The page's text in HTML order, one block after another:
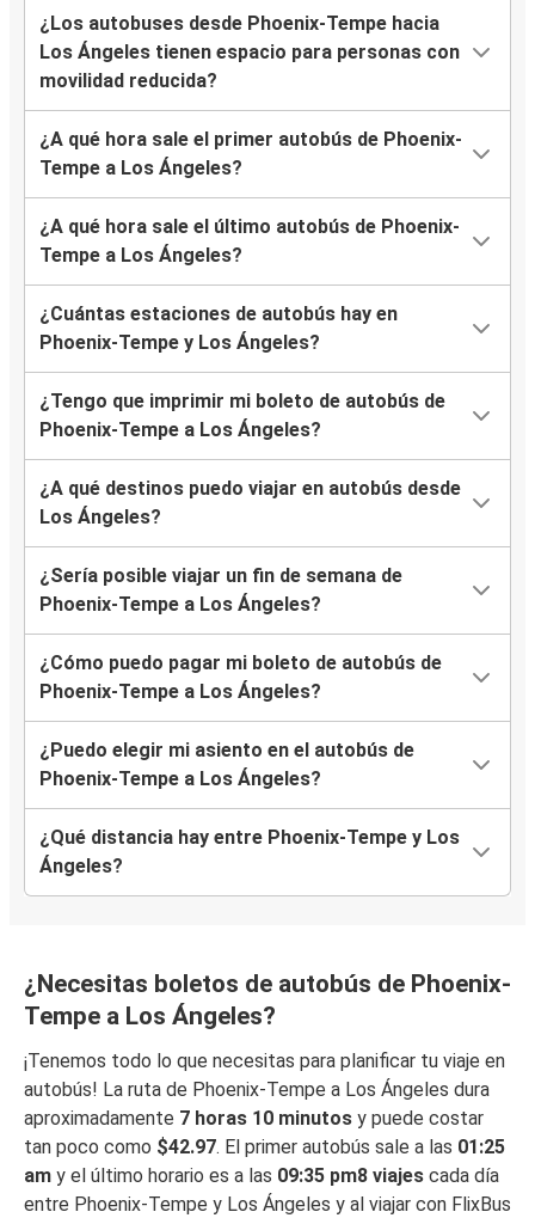
¿Los autobuses desde Phoenix-Tempe hacia
Los Ángeles tienen espacio para personas con
movilidad reducida?
¿A qué hora sale el primer autobús de Phoenix-
Tempe a Los Ángeles?
¿A qué hora sale el último autobús de Phoenix-
Tempe a Los Ángeles?
¿Cuántas estaciones de autobús hay en
Phoenix-Tempe y Los Ángeles?
¿Tengo que imprimir mi boleto de autobús de
Phoenix-Tempe a Los Ángeles?
¿A qué destinos puedo viajar en autobús desde
Los Ángeles?
¿Sería posible viajar un fin de semana de
Phoenix-Tempe a Los Ángeles?
¿Cómo puedo pagar mi boleto de autobús de
Phoenix-Tempe a Los Ángeles?
¿Puedo elegir mi asiento en el autobús de
Phoenix-Tempe a Los Ángeles?
¿Qué distancia hay entre Phoenix-Tempe y Los
Ángeles?
¿Necesitas boletos de autobús de Phoenix-
Tempe a Los Ángeles?
¡Tenemos todo lo que necesitas para planificar tu viaje en
autobús! La ruta de Phoenix-Tempe a Los Ángeles dura
aproximadamente 7 horas 10 minutos y puede costar
tan poco como $42.97. El primer autobús sale a las 01:25
am y el último horario es a las 09:35 pm8 viajes cada día
entre Phoenix-Tempe y Los Ángeles y al viajar con FlixBus